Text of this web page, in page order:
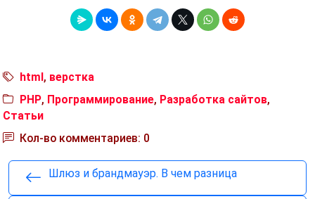
html, верстка
PHP, Программирование, Разработка сайтов,
Статьи
Кол-во комментариев: 0
Шлюз и брандмауэр. В чем разница